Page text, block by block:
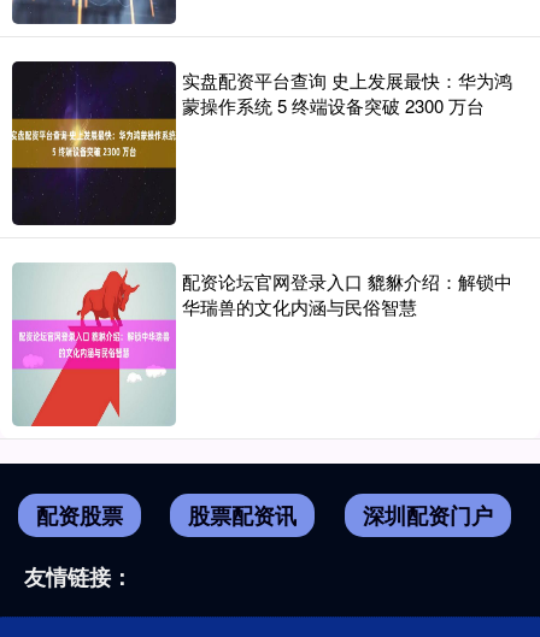
实盘配资平台查询 史上发展最快：华为鸿
蒙操作系统 5 终端设备突破 2300 万台
配资论坛官网登录入口 貔貅介绍：解锁中
华瑞兽的文化内涵与民俗智慧
配资股票 股票配资讯
深圳配资门户
友情链接：